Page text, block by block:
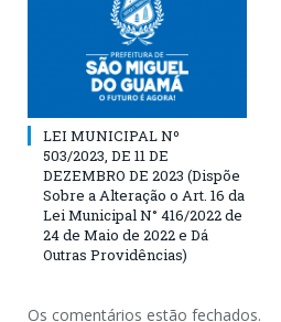
LEI MUNICIPAL Nº
503/2023, DE 11 DE
DEZEMBRO DE 2023 (Dispõe
Sobre a Alteração o Art. 16 da
Lei Municipal N° 416/2022 de
24 de Maio de 2022 e Dá
Outras Providências)
Os comentários estão fechados.